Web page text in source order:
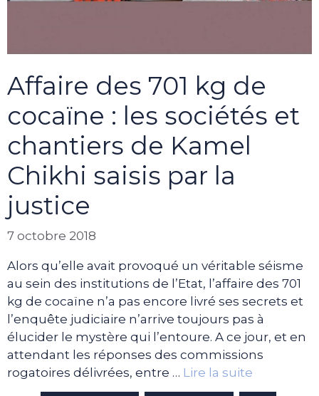
Affaire des 701 kg de
cocaïne : les sociétés et
chantiers de Kamel
Chikhi saisis par la
justice
7 octobre 2018
Alors qu’elle avait provoqué un véritable séisme
au sein des institutions de l’Etat, l’affaire des 701
kg de cocaïne n’a pas encore livré ses secrets et
l’enquête judiciaire n’arrive toujours pas à
élucider le mystère qui l’entoure. A ce jour, et en
attendant les réponses des commissions
rogatoires délivrées, entre … Lire la suite